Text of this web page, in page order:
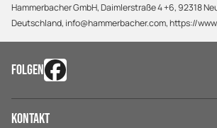
Hammerbacher GmbH, Daimlerstraße 4 +6, 92318
Deutschland, info@hammerbacher.com, https://
FOLGEN
Kontakt